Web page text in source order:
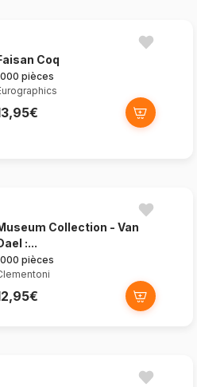
Coq
pièces
Collection - Van
:...
pièces